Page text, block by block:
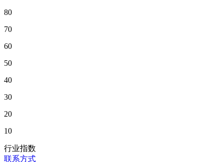
80
70
60
50
40
30
20
10
行业指数
联系方式